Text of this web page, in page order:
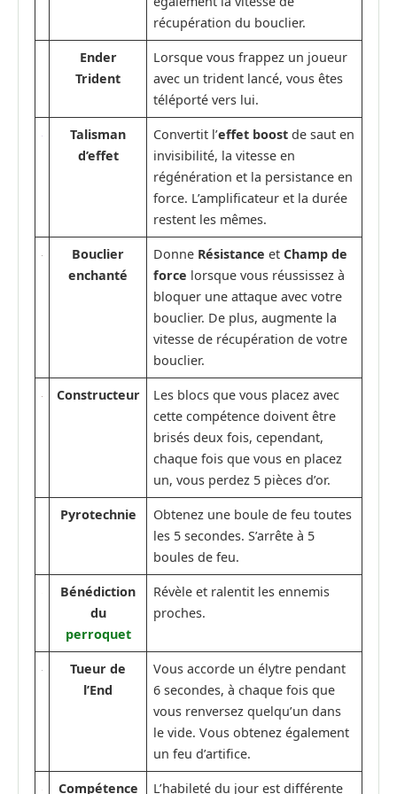
récupération du bouclier.
Ender
Trident
Lorsque vous frappez un joueur
avec un trident lancé, vous êtes
téléporté vers lui.
Talisman
d’effet
Convertit l’effet boost de saut en
invisibilité, la vitesse en
régénération et la persistance en
force. L’amplificateur et la durée
restent les mêmes.
Bouclier
enchanté
Donne RésistanceetChamp de
force lorsque vous réussissez à
bloquer une attaque avec votre
bouclier. De plus, augmente la
vitesse de récupération de votre
bouclier.
Constructeur
Les blocs que vous placez avec
cette compétence doivent être
brisés deux fois, cependant,
chaque fois que vous en placez
un, vous perdez 5 pièces d’or.
Pyrotechnie
Obtenez une boule de feu toutes
les 5 secondes. S’arrête à 5
boules de feu.
Bénédiction
du
perroquet
Révèle et ralentit les ennemis
proches.
Tueur de
l’End
Vous accorde un élytre pendant
6 secondes, à chaque fois que
vous renversez quelqu’un dans
le vide. Vous obtenez également
un feu d’artifice.
Compétence L’habileté du jour est différente